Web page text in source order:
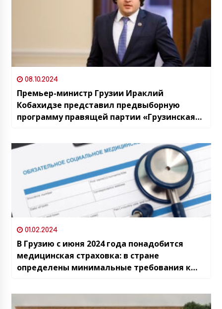
08.10.2024
Премьер-министр Грузии Ираклий
Кобахидзе представил предвыборную
программу правящей партии «Грузинская
01.02.2024
В Грузию с июня 2024 года понадобится
медицинская страховка: в стране
определены минимальные требования к